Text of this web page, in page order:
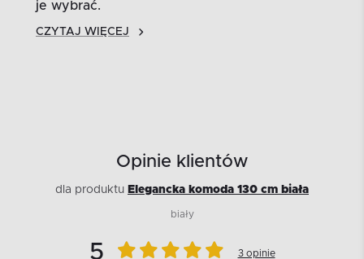
je wybrać.
CZYTAJ WIĘCEJ
Opinie klientów
dla produktu Elegancka komoda 130 cm biała
biały
5 3 opinie